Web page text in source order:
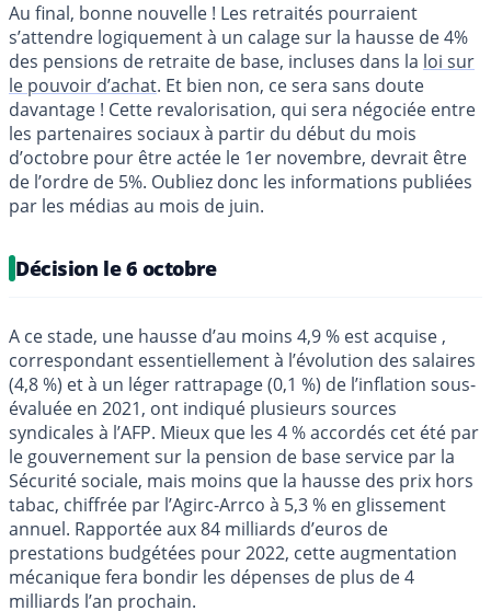
Au final, bonne nouvelle ! Les retraités pourraient
s’attendre logiquement à un calage sur la hausse de 4%
des pensions de retraite de base, incluses dans la loi sur
le pouvoir d’achat. Et bien non, ce sera sans doute
davantage ! Cette revalorisation, qui sera négociée entre
les partenaires sociaux à partir du début du mois
d’octobre pour être actée le 1er novembre, devrait être
de l’ordre de 5%. Oubliez donc les informations publiées
par les médias au mois de juin.
Décision le 6 octobre
A ce stade, une hausse d’au moins 4,9 % est acquise ,
correspondant essentiellement à l’évolution des salaires
(4,8 %) et à un léger rattrapage (0,1 %) de l’inflation sous-
évaluée en 2021, ont indiqué plusieurs sources
syndicales à l’AFP. Mieux que les 4 % accordés cet été par
le gouvernement sur la pension de base service par la
Sécurité sociale, mais moins que la hausse des prix hors
tabac, chiffrée par l’Agirc-Arrco à 5,3 % en glissement
annuel. Rapportée aux 84 milliards d’euros de
prestations budgétées pour 2022, cette augmentation
mécanique fera bondir les dépenses de plus de 4
milliards l’an prochain.